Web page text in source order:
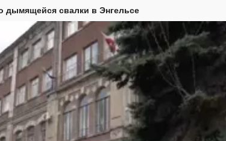
дымящейся свалки в Энгельсе